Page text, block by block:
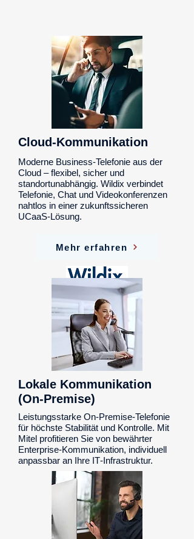
Cloud-Kommunikation
Moderne Business-Telefonie aus der
Cloud – flexibel, sicher und
standortunabhängig. Wildix verbindet
Telefonie, Chat und Videokonferenzen
nahtlos in einer zukunftssicheren
UCaaS-Lösung.
Mehr erfahren
Lokale Kommunikation
(On-Premise)
Leistungsstarke On-Premise-Telefonie
für höchste Stabilität und Kontrolle. Mit
Mitel profitieren Sie von bewährter
Enterprise-Kommunikation, individuell
anpassbar an Ihre IT‑Infrastruktur.